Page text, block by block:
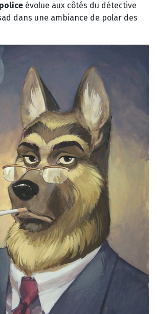
évolue aux côtés du détective
dans une ambiance de polar des